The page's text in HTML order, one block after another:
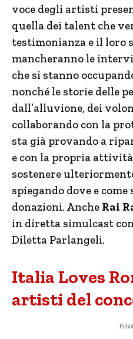
voce degli artisti
quella dei talent che
testimonianza e il loro
mancheranno le
che si stanno
nonché le storie delle
dall’alluvione, dei
collaborando con la
sta già provando a
e con la propria
sostenere
spiegando dove e
donazioni. Anche Rai
in diretta simulcast
Diletta Parlangeli.
Italia Loves
artisti del
-